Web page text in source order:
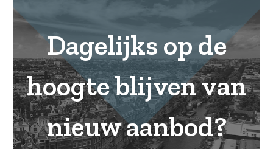
Dagelijks op de
hoogte blijven van
nieuw aanbod?